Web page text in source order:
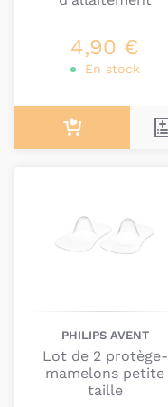
4,90 €
En stock
PHILIPS AVENT
Lot de 2 protège-
mamelons petite
taille